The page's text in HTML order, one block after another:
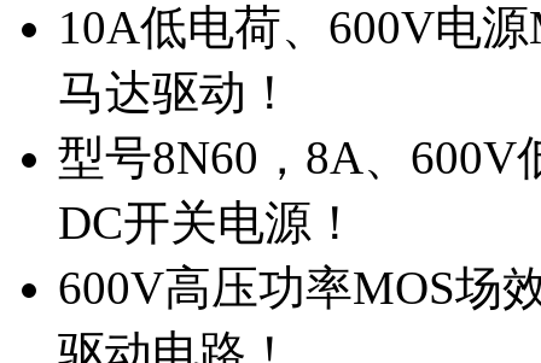
10A低电荷、600V电
马达驱动！
型号8N60，8A、
DC开关电源！
600V高压功率MOS场